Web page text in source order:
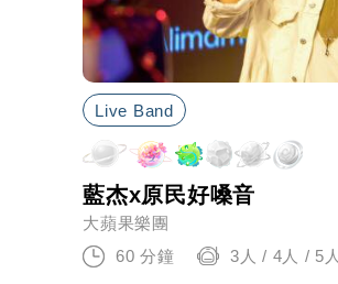
Live Band
藍杰x原民好嗓音
大蘋果樂團
60 分鐘
3人 / 4人 / 5人